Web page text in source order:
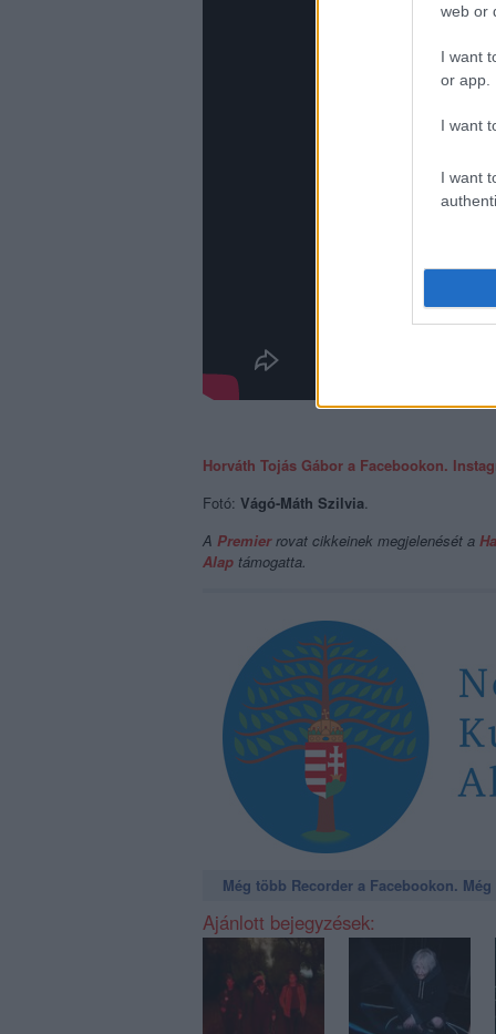
web or
I want
or app.
I want
I want
Horváth Tojás Gábor a Facebookon.
Fotó: Vágó-Máth Szilvia.
A Premierrovat cikkeinek megjelenését a
Alap támogatta.
Még több Recorder a Facebookon.
Ajánlott bejegyzések: